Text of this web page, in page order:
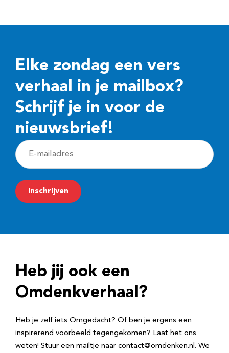
Elke zondag een vers
verhaal in je mailbox?
Schrijf je in voor de
nieuwsbrief!
E
-
m
a
r
e
Inschrijven
Heb jij ook een
Omdenkverhaal?
Heb je zelf iets Omgedacht? Of ben je ergens een
inspirerend voorbeeld tegengekomen? Laat het ons
weten! Stuur een mailtje naar contact@omdenken.nl. We